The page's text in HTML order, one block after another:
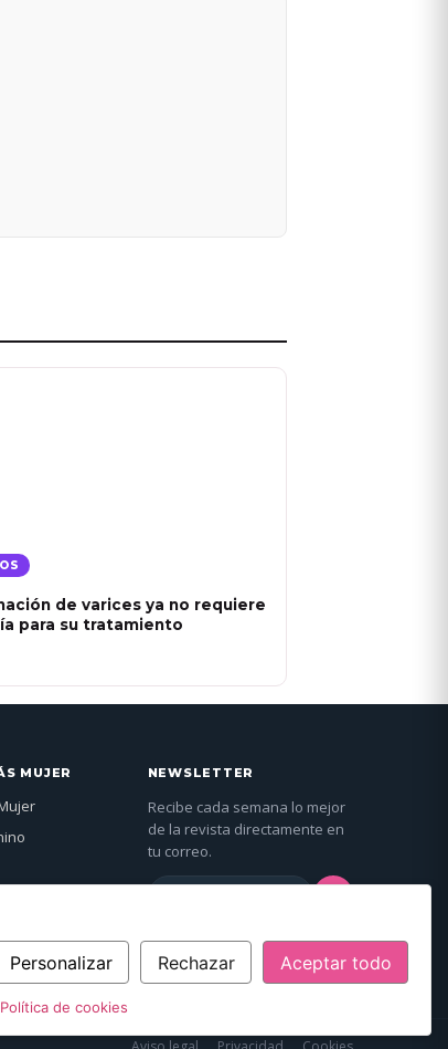
de varices ya no requiere
para su tratamiento
MUJER NEWSLETTER
Recibe cada semana lo mejor
de la revista directamente en
tu correo.
Personalizar Rechazar Aceptar todo
Política de cookies